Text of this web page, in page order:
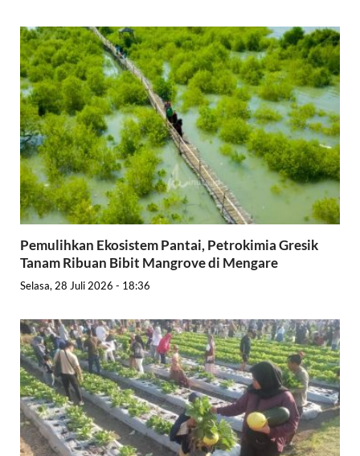
Pemulihkan Ekosistem Pantai, Petrokimia Gresik
Tanam Ribuan Bibit Mangrove di Mengare
Selasa, 28 Juli 2026 - 18:36